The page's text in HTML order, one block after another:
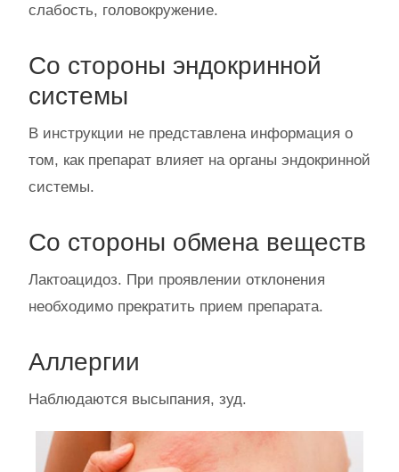
слабость, головокружение.
Со стороны эндокринной
системы
В инструкции не представлена информация о
том, как препарат влияет на органы эндокринной
системы.
Со стороны обмена веществ
Лактоацидоз. При проявлении отклонения
необходимо прекратить прием препарата.
Аллергии
Наблюдаются высыпания, зуд.